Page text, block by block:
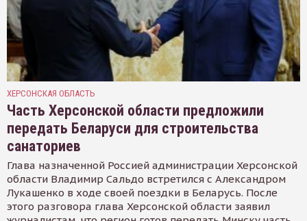
ХЕРСОНСКАЯ ОБЛАСТЬ
Часть Херсонской области предложили
передать Беларуси для строительства
санаториев
Глава назначенной Россией администрации Херсонской
области Владимир Сальдо встретился с Александром
Лукашенко в ходе своей поездки в Беларусь. После
этого разговора глава Херсонской области заявил